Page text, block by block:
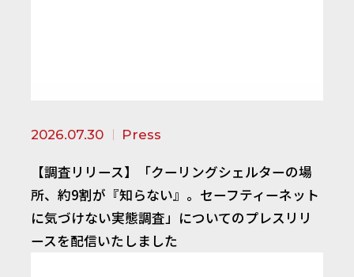
2026.07.30 Press
【調査リリース】「クーリングシェルターの場
所、約9割が『知らない』。セーフティーネット
に気づけない実態調査」についてのプレスリリ
ースを配信いたしました